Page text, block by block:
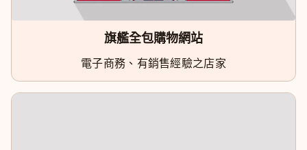
旗艦全包購物網站
電子商務、有銷售經驗之店家